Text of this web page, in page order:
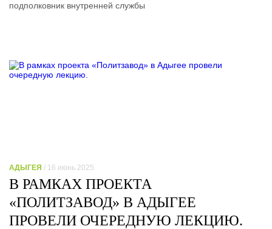
подполковник внутренней службы
АДЫГЕЯ / 16 июнь 2025
В РАМКАХ ПРОЕКТА
«ПОЛИТЗАВОД» В АДЫГЕЕ
ПРОВЕЛИ ОЧЕРЕДНУЮ ЛЕКЦИЮ.